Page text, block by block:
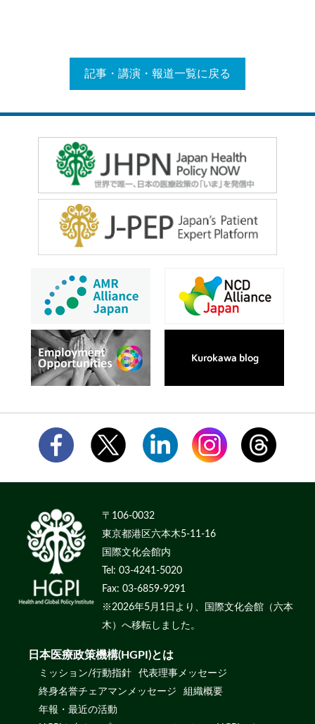
記事・講演・報道一覧に戻る
〒106-0032
東京都港区六本木5-11-16
国際文化会館内
Tel: 03-4241-5020
Fax: 03-6859-9291
※2026年5月1日より、国際文化会館（六本
木）へ移転しました。
日本医療政策機構(HGPI)とは
ミッション/行動指針
代表理事メッセージ
終身名誉チェアマンメッセージ
組織概要
年報・最近の活動